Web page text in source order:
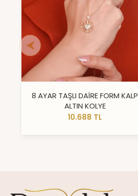
8 AYAR TAŞLI DAİRE FORM KALP
ALTIN KOLYE
10.688 TL